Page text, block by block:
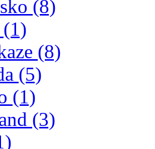
(8)
(1)
(8)
(5)
(1)
(3)